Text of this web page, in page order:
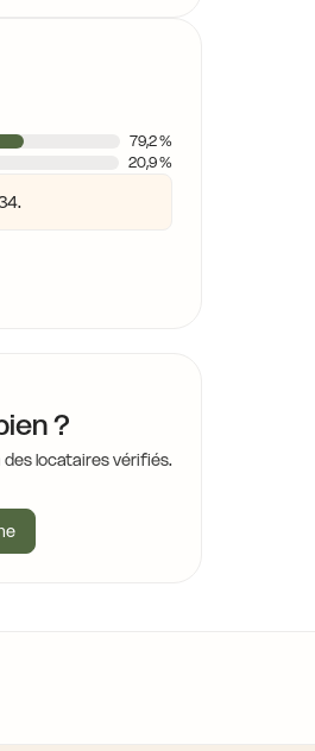
79,2 %
20,9 %
?
locataires vérifiés.